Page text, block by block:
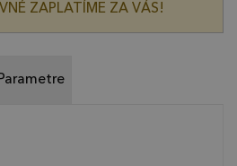
ZAPLATÍME ZA VÁS!